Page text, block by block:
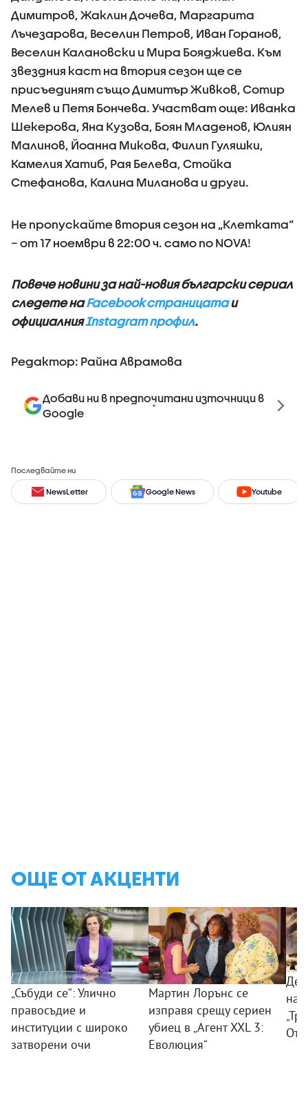
Димитров, Жаклин Дочева, Маргарита
Лъчезарова, Веселин Петров, Иван Горанов,
Веселин Калановски и Мира Бояджиева. Към
звездния каст на втория сезон ще се
присъединят също Димитър Живков, Сотир
Мелев и Петя Бончева. Участват още: Иванка
Шекерова, Яна Кузова, Боян Младенов, Юлиян
Малинов, Йоанна Микова, Филип Гуляшки,
Камелия Хатиб, Рая Белева, Стойка
Стефанова, Калина Миланова и други.
Не пропускайте втория сезон на „Клетката“
– от 17 ноември в 22:00 ч. само по NOVA!
Повече новини за най-новия български сериал
следете наFacebook страницатаи
официалнияInstagram профил.
Редактор: Райна Аврамова
Добави ни в предпочитани източници в
Google
Последвайте ни
NewsLetter Google News Youtube
ОЩЕ ОТ АКЦЕНТИ
„Събуди се“: Улично
правосъдие и
институции с широко
затворени очи
Мартин Лорънс се
изправя срещу сериен
убиец в „Агент XXL 3:
Еволюция“
на